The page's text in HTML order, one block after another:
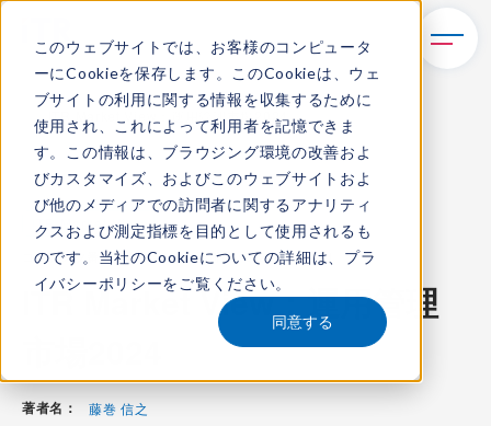
このウェブサイトでは、お客様のコンピュータ
ーにCookieを保存します。このCookieは、ウェ
ブサイトの利用に関する情報を収集するために
使用され、これによって利用者を記憶できま
す。この情報は、ブラウジング環境の改善およ
びカスタマイズ、およびこのウェブサイトおよ
び他のメディアでの訪問者に関するアナリティ
クスおよび測定指標を目的として使用されるも
のです。当社のCookieについての詳細は、 プラ
イバシーポリシーをご覧ください。
同意する
TOP
レポート・ライブラリ
ITR Market View：運用管理市場2024
ITR Market View
コンテンツ番号：M-24001400発刊日：2024年7月11日
ITR Market View：運用管理
著者名： 藤巻 信之